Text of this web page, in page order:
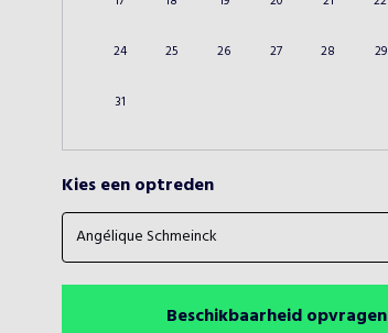
24 25 26 27 28 29
31
Kies een optreden
Angélique Schmeinck
Beschikbaarheid opvragen